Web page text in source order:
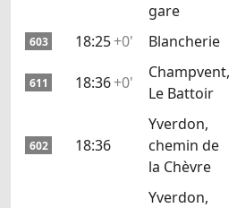
gare
603 18:25+0' Blancherie
611 18:36+0'
Champvent,
Le Battoir
602 18:36
Yverdon,
chemin de
la Chèvre
Yverdon,